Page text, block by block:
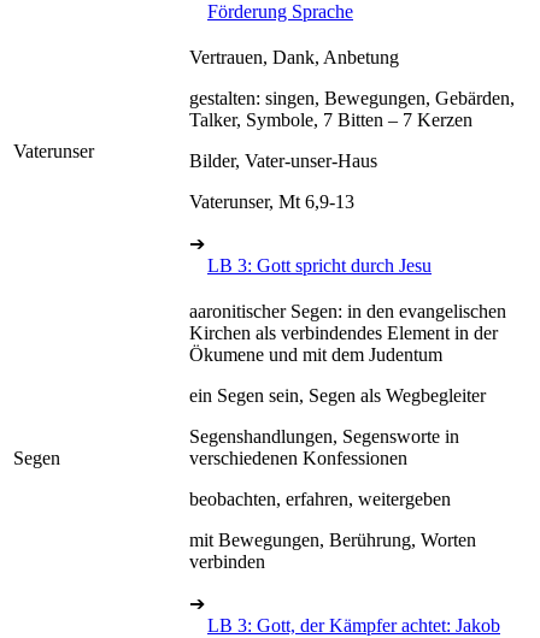
Förderung Sprache
Vaterunser
Vertrauen, Dank, Anbetung
gestalten: singen, Bewegungen, Gebärden,
Talker, Symbole, 7 Bitten – 7 Kerzen
Bilder, Vater-unser-Haus
Vaterunser, Mt 6,9-13
➔
LB 3: Gott spricht durch Jesu
Segen
aaronitischer Segen: in den evangelischen
Kirchen als verbindendes Element in der
Ökumene und mit dem Judentum
ein Segen sein, Segen als Wegbegleiter
Segenshandlungen, Segensworte in
verschiedenen Konfessionen
beobachten, erfahren, weitergeben
mit Bewegungen, Berührung, Worten
verbinden
➔
LB 3: Gott, der Kämpfer achtet: Jakob